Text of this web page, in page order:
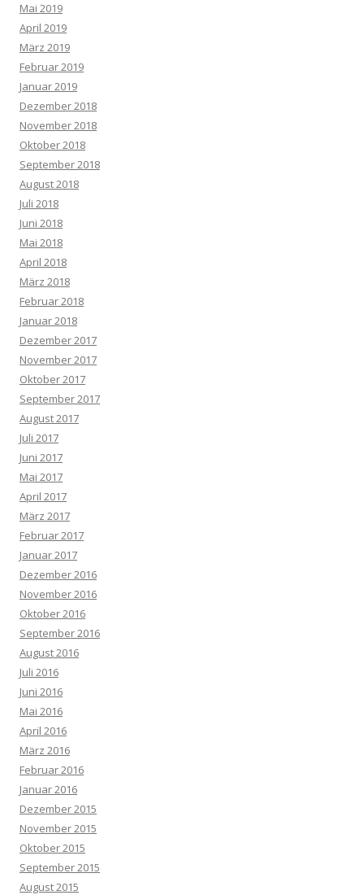
Mai 2019
April 2019
März 2019
Februar 2019
Januar 2019
Dezember 2018
November 2018
Oktober 2018
September 2018
August 2018
Juli 2018
Juni 2018
Mai 2018
April 2018
März 2018
Februar 2018
Januar 2018
Dezember 2017
November 2017
Oktober 2017
September 2017
August 2017
Juli 2017
Juni 2017
Mai 2017
April 2017
März 2017
Februar 2017
Januar 2017
Dezember 2016
November 2016
Oktober 2016
September 2016
August 2016
Juli 2016
Juni 2016
Mai 2016
April 2016
März 2016
Februar 2016
Januar 2016
Dezember 2015
November 2015
Oktober 2015
September 2015
August 2015